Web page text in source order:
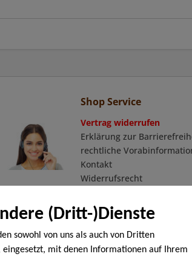
(Dritt-)Dienste
sowohl von uns als auch von Dritten
eingesetzt, mit denen Informationen auf Ihrem
von Ihrem Endgerät abgerufen werden. Bei
Shop Service
Vertrag widerrufen
Erklärung zur
rechtliche
Kontakt
Widerrufsrecht
Allgemeine